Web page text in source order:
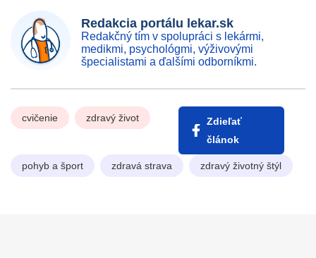
Redakcia portálu lekar.sk
Redakčný tím v spolupráci s lekármi,
medikmi, psychológmi, výživovými
špecialistami a ďalšími odborníkmi.
cvičenie zdravý život
Zdieľať
článok
pohyb a šport zdravá strava zdravý životný štýl